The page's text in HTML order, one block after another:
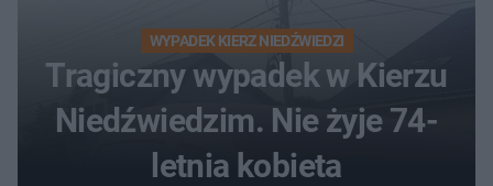
WYPADEK KIERZ NIEDŹWIEDZI
Tragiczny wypadek w Kierzu
Niedźwiedzim. Nie żyje 74-
letnia kobieta